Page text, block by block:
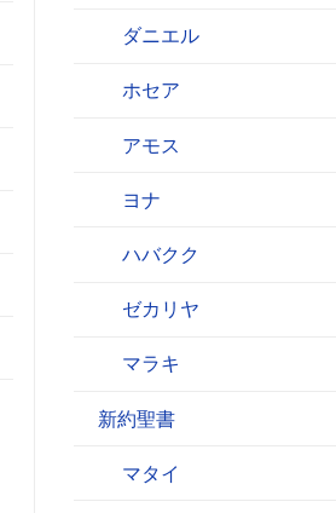
ダニエル
ホセア
アモス
ヨナ
ハバクク
ゼカリヤ
マラキ
新約聖書
マタイ